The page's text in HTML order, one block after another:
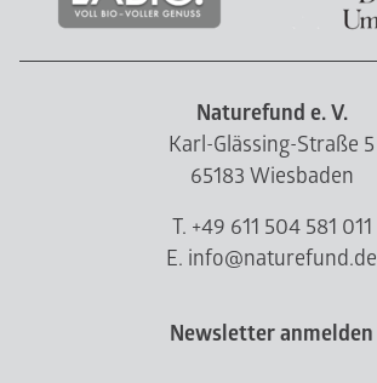
Naturefund e. V.
Karl-Glässing-Straße 5
65183 Wiesbaden
T. +49 611 504 581 011
E. info@naturefund.de
Newsletter anmelden